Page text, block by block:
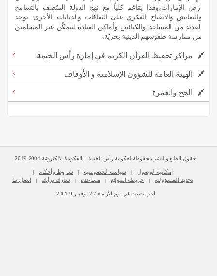
أرض الإمارات،وهذا يتناغم كلياً مع نهج الدولة المتّصف بالتسامح
والتعايش والانفتاح الفكري على الثقافات والديانات الأخرى. توجد
العديد من المساجد والكنائس وأماكن العبادة ليتمكّن غير المسلمين
من ممارسة طقوسهم الدينية بحريّة.
مراكز تحفيظ القرآن الكريم في إمارة رأس الخيمة
الهيئة العامة للشؤون الإسلامية و الأوقاف
الحج والعمرة
حقوق الطبع والنشر محفوظة لحكومة رأس الخيمة – الحكومة الالكترونية 2004-2019
إمكانية الوصول | سياسة الخصوصية | شروط وأحكام |
تحديد المسؤولية | خريطة الموقع | مساعدة | شارك برأيك | اتصل بنا
2 0 1 9 نوفمبر 2 7 الأربعاء آخر تحديث في يوم